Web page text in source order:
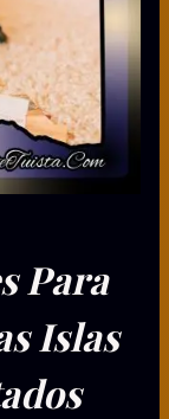
Para
Islas